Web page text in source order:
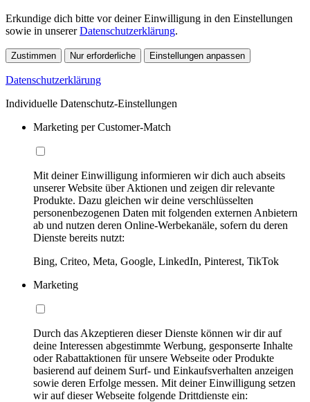
Erkundige dich bitte vor deiner Einwilligung in den Einstellungen
sowie in unsererDatenschutzerklärung.
Zustimmen Nur erforderliche Einstellungen anpassen
Datenschutzerklärung
Individuelle Datenschutz-Einstellungen
Marketing per Customer-Match
Mit deiner Einwilligung informieren wir dich auch abseits
unserer Website über Aktionen und zeigen dir relevante
Produkte. Dazu gleichen wir deine verschlüsselten
personenbezogenen Daten mit folgenden externen Anbietern
ab und nutzen deren Online-Werbekanäle, sofern du deren
Dienste bereits nutzt:
Bing, Criteo, Meta, Google, LinkedIn, Pinterest, TikTok
Marketing
Durch das Akzeptieren dieser Dienste können wir dir auf
deine Interessen abgestimmte Werbung, gesponserte Inhalte
oder Rabattaktionen für unsere Webseite oder Produkte
basierend auf deinem Surf- und Einkaufsverhalten anzeigen
sowie deren Erfolge messen. Mit deiner Einwilligung setzen
wir auf dieser Webseite folgende Drittdienste ein: